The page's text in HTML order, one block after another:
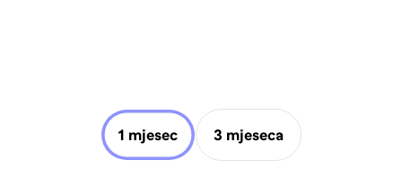
1 mjesec 3 mjeseca